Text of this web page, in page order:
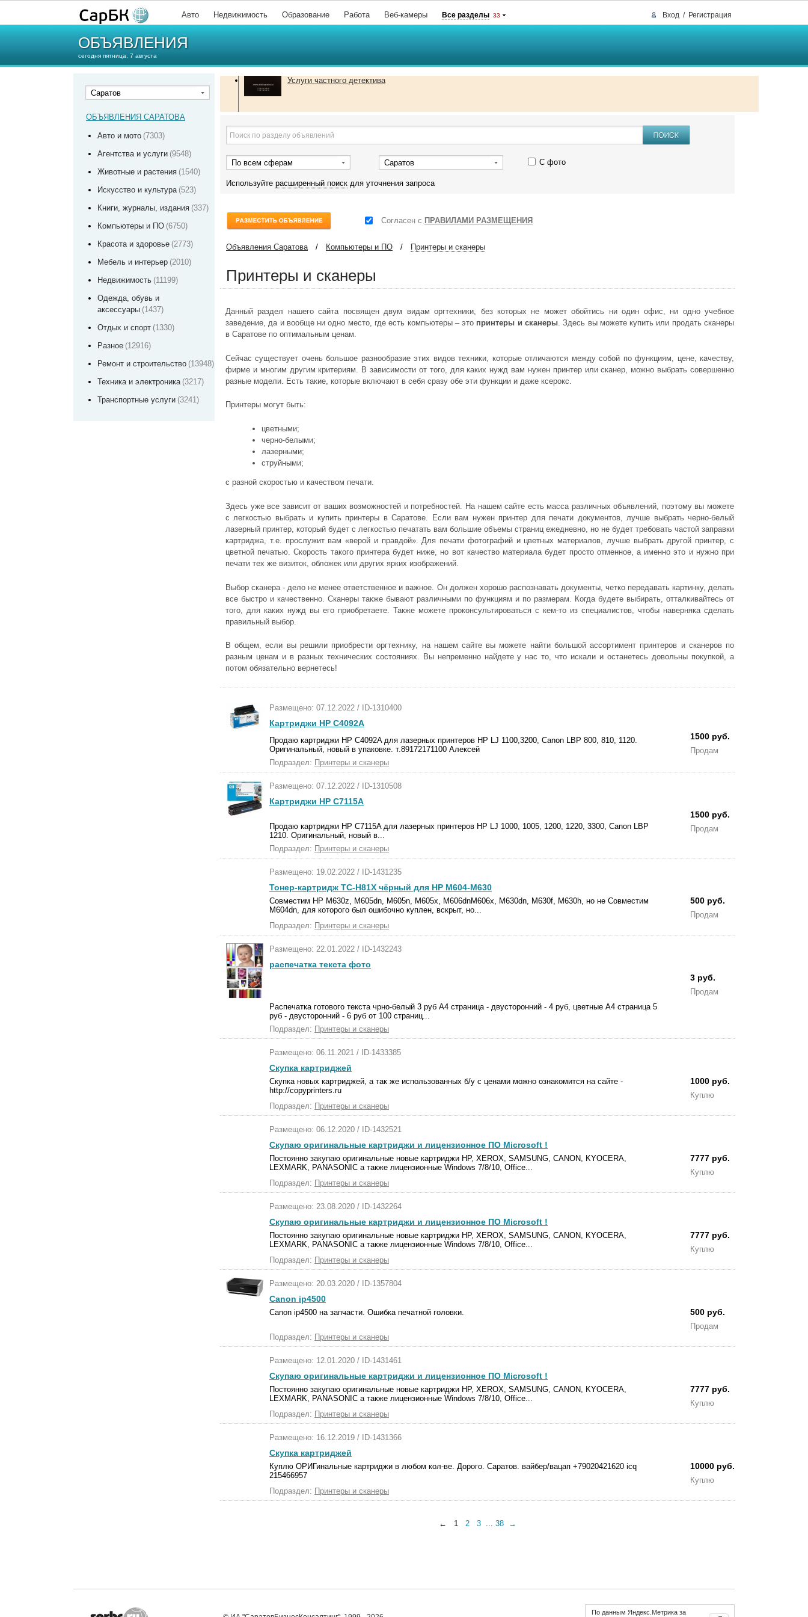
Авто Недвижимость Образование Работа Веб-камеры Все разделы 33 Вход / Регистрация
ОБЪЯВЛЕНИЯ
сегодня пятница, 7 августа
Саратов
ОБЪЯВЛЕНИЯ САРАТОВА
Авто и мото (7303)
Агентства и услуги (9548)
Животные и растения (1540)
Искусство и культура (523)
Книги, журналы, издания (337)
Компьютеры и ПО (6750)
Красота и здоровье (2773)
Мебель и интерьер (2010)
Недвижимость (11199)
Одежда, обувь и
аксессуары (1437)
Отдых и спорт (1330)
Разное (12916)
Ремонт и строительство (13948)
Техника и электроника (3217)
Транспортные услуги (3241)
Услуги частного детектива
По всем сферам Саратов C фото
Используйте расширенный поиск для уточнения запроса
Согласен с ПРАВИЛАМИ РАЗМЕЩЕНИЯ
Объявления Саратова / Компьютеры и ПО / Принтеры и сканеры
Принтеры и сканеры
Данный раздел нашего сайта посвящен двум видам оргтехники, без которых не может обойтись ни один офис, ни одно учебное
заведение, да и вообще ни одно место, где есть компьютеры – это принтеры и сканеры . Здесь вы можете купить или продать сканеры
в Саратове по оптимальным ценам.
Сейчас существует очень большое разнообразие этих видов техники, которые отличаются между собой по функциям, цене, качеству,
фирме и многим другим критериям. В зависимости от того, для каких нужд вам нужен принтер или сканер, можно выбрать совершенно
разные модели. Есть такие, которые включают в себя сразу обе эти функции и даже ксерокс.
Принтеры могут быть:
цветными;
черно-белыми;
лазерными;
струйными;
с разной скоростью и качеством печати.
Здесь уже все зависит от ваших возможностей и потребностей. На нашем сайте есть масса различных объявлений, поэтому вы можете
с легкостью выбрать и купить принтеры в Саратове. Если вам нужен принтер для печати документов, лучше выбрать черно-белый
лазерный принтер, который будет с легкостью печатать вам большие объемы страниц ежедневно, но не будет требовать частой заправки
картриджа, т.е. прослужит вам «верой и правдой». Для печати фотографий и цветных материалов, лучше выбрать другой принтер, с
цветной печатью. Скорость такого принтера будет ниже, но вот качество материала будет просто отменное, а именно это и нужно при
печати тех же визиток, обложек или других ярких изображений.
Выбор сканера - дело не менее ответственное и важное. Он должен хорошо распознавать документы, четко передавать картинку, делать
все быстро и качественно. Сканеры также бывают различными по функциям и по размерам. Когда будете выбирать, отталкивайтесь от
того, для каких нужд вы его приобретаете. Также можете проконсультироваться с кем-то из специалистов, чтобы наверняка сделать
правильный выбор.
В общем, если вы решили приобрести оргтехнику, на нашем сайте вы можете найти большой ассортимент принтеров и сканеров по
разным ценам и в разных технических состояниях. Вы непременно найдете у нас то, что искали и останетесь довольны покупкой, а
потом обязательно вернетесь!
1500 руб.
Продам
Размещено: 07.12.2022 / ID-1310400
Картриджи HP C4092A
Продаю картриджи HP C4092A для лазерных принтеров HP LJ 1100,3200, Canon LBP 800, 810, 1120.
Оригинальный, новый в упаковке. т.89172171100 Алексей
Подраздел: Принтеры и сканеры
1500 руб.
Продам
Размещено: 07.12.2022 / ID-1310508
Картриджи HP C7115A
Продаю картриджи HP C7115A для лазерных принтеров HP LJ 1000, 1005, 1200, 1220, 3300, Canon LBP
1210. Оригинальный, новый в...
Подраздел: Принтеры и сканеры
500 руб.
Продам
Размещено: 19.02.2022 / ID-1431235
Тонер-картридж TC-H81X чёрный для HP M604-М630
Совместим HP M630z, M605dn, M605n, M605x, M606dnM606x, M630dn, M630f, M630h, но не Совместим
M604dn, для которого был ошибочно куплен, вскрыт, но...
Подраздел: Принтеры и сканеры
3 руб.
Продам
Размещено: 22.01.2022 / ID-1432243
распечатка текста фото
Распечатка готового текста чрно-белый 3 руб А4 страница - двусторонний - 4 руб, цветные А4 страница 5
руб - двусторонний - 6 руб от 100 страниц...
Подраздел: Принтеры и сканеры
1000 руб.
Куплю
Размещено: 06.11.2021 / ID-1433385
Скупка картриджей
Скупка новых картриджей, а так же использованных б/у с ценами можно ознакомится на сайте -
http://copyprinters.ru
Подраздел: Принтеры и сканеры
7777 руб.
Куплю
Размещено: 06.12.2020 / ID-1432521
Скупаю оригинальные картриджи и лицензионное ПО Microsoft !
Постоянно закупаю оригинальные новые картриджи HP, XEROX, SAMSUNG, CANON, KYOCERA,
LEXMARK, PANASONIC а также лицензионные Windows 7/8/10, Office...
Подраздел: Принтеры и сканеры
7777 руб.
Куплю
Размещено: 23.08.2020 / ID-1432264
Скупаю оригинальные картриджи и лицензионное ПО Microsoft !
Постоянно закупаю оригинальные новые картриджи HP, XEROX, SAMSUNG, CANON, KYOCERA,
LEXMARK, PANASONIC а также лицензионные Windows 7/8/10, Office...
Подраздел: Принтеры и сканеры
500 руб.
Продам
Размещено: 20.03.2020 / ID-1357804
Canon ip4500
Canon ip4500 на запчасти. Ошибка печатной головки.
Подраздел: Принтеры и сканеры
7777 руб.
Куплю
Размещено: 12.01.2020 / ID-1431461
Скупаю оригинальные картриджи и лицензионное ПО Microsoft !
Постоянно закупаю оригинальные новые картриджи HP, XEROX, SAMSUNG, CANON, KYOCERA,
LEXMARK, PANASONIC а также лицензионные Windows 7/8/10, Office...
Подраздел: Принтеры и сканеры
10000 руб.
Куплю
Размещено: 16.12.2019 / ID-1431366
Скупка картриджей
Куплю ОРИГинальные картриджи в любом кол-ве. Дорого. Саратов. вайбер/вацап +79020421620 icq
215466957
Подраздел: Принтеры и сканеры
← 1 2 3... 38 →
По данным Яндекс.Метрика за